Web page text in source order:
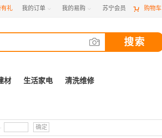
礼 我的订单  我的易购  苏宁会员  购物车
材 生活家电 清洗维修
- 确定